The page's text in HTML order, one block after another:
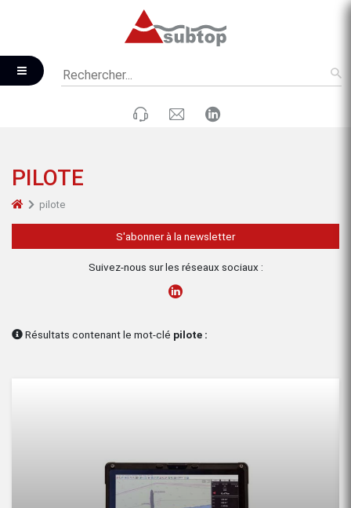
PILOTE
pilote
S'abonner à la newsletter
Suivez-nous sur les réseaux sociaux :
Résultats contenant le mot-clé pilote :